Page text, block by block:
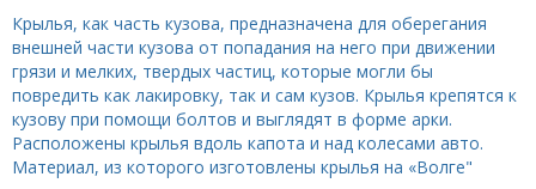
Крылья, как часть кузова, предназначена для оберегания
внешней части кузова от попадания на него при движении
грязи и мелких, твердых частиц, которые могли бы
повредить как лакировку, так и сам кузов. Крылья крепятся к
кузову при помощи болтов и выглядят в форме арки.
Расположены крылья вдоль капота и над колесами авто.
Материал, из которого изготовлены крылья на «Волге"